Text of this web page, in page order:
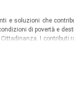
e soluzioni che
di povertà e
I contributi
e deontologici,
la povertà
povertà